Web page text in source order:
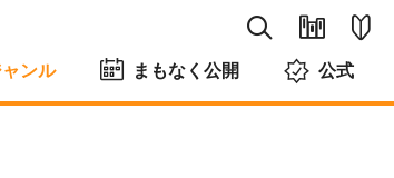
ンル まもなく公開 公式